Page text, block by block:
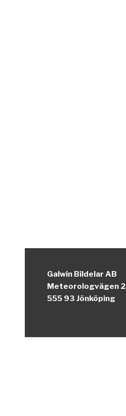
Galwin Bildelar AB
Meteorologvägen 2
555 93 Jönköping